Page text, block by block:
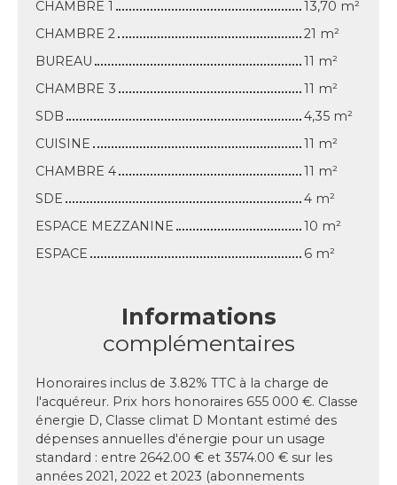
CHAMBRE 1
13,70 m²
CHAMBRE 2
21 m²
BUREAU
11 m²
CHAMBRE 3
11 m²
SDB
4,35 m²
CUISINE
11 m²
CHAMBRE 4
11 m²
SDE
4 m²
ESPACE MEZZANINE
10 m²
ESPACE
6 m²
Informations
complémentaires
Honoraires inclus de 3.82% TTC à la charge de
l'acquéreur. Prix hors honoraires 655 000 €. Classe
énergie D, Classe climat D Montant estimé des
dépenses annuelles d'énergie pour un usage
standard : entre 2642.00 € et 3574.00 € sur les
années 2021, 2022 et 2023 (abonnements